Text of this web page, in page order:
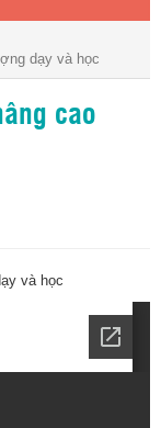
dạy và học
cao
và học